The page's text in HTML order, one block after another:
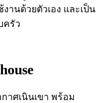
งานด้วยตัวเอง และเป็น
ครัว
าศเนินเขา พร้อม